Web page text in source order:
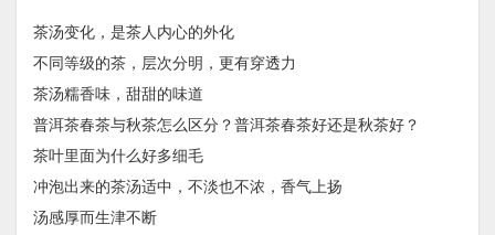
茶汤变化，是茶人内心的外化
不同等级的茶，层次分明，更有穿透力
茶汤糯香味，甜甜的味道
普洱茶春茶与秋茶怎么区分？普洱茶春茶好还是秋茶好？
茶叶里面为什么好多细毛
冲泡出来的茶汤适中，不淡也不浓，香气上扬
汤感厚而生津不断